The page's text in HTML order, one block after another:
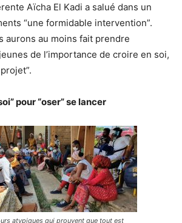
Aïcha El Kadi a salué dans un
“une formidable intervention”.
aurons au moins fait prendre
de l’importance de croire en soi,
pour “oser” se lancer
atypiques qui prouvent que tout est